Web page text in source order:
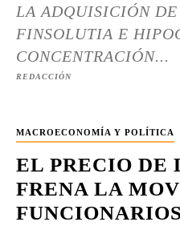
LA ADQUISICIÓN
FINSOLUTIA E
CONCENTRACIÓN...
REDACCIÓN
MACROECONOMÍA Y POLÍTICA
EL PRECIO DE
FRENA LA
FUNCIONARIOS